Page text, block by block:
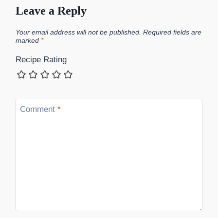
Leave a Reply
Your email address will not be published. Required fields are
marked *
Recipe Rating
Comment *